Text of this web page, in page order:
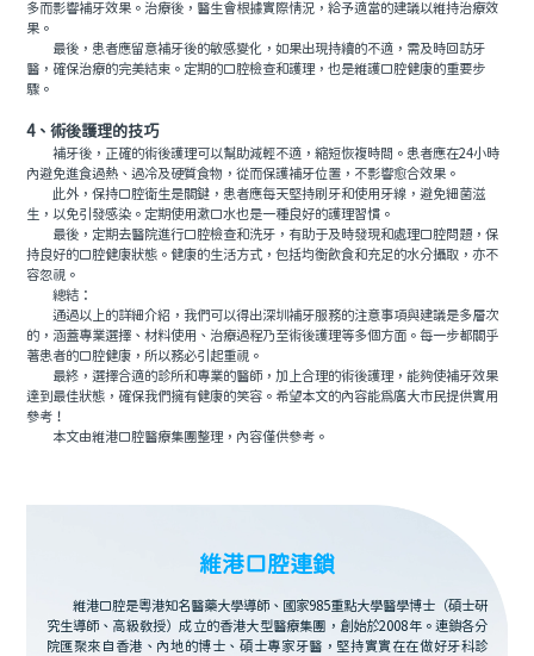
多而影響補牙效果。治療後，醫生會根據實際情況，給予適當的建議以維持治療效
果。
最後，患者應留意補牙後的敏感變化，如果出現持續的不適，需及時回訪牙
醫，確保治療的完美結束。定期的口腔檢查和護理，也是維護口腔健康的重要步
驟。
4、術後護理的技巧
補牙後，正確的術後護理可以幫助減輕不適，縮短恢複時間。患者應在24小時
內避免進食過熱、過冷及硬質食物，從而保護補牙位置，不影響愈合效果。
此外，保持口腔衛生是關鍵，患者應每天堅持刷牙和使用牙線，避免細菌滋
生，以免引發感染。定期使用漱口水也是一種良好的護理習慣。
最後，定期去醫院進行口腔檢查和洗牙，有助于及時發現和處理口腔問題，保
持良好的口腔健康狀態。健康的生活方式，包括均衡飲食和充足的水分攝取，亦不
容忽視。
總結：
通過以上的詳細介紹，我們可以得出深圳補牙服務的注意事項與建議是多層次
的，涵蓋專業選擇、材料使用、治療過程乃至術後護理等多個方面。每一步都關乎
著患者的口腔健康，所以務必引起重視。
最終，選擇合適的診所和專業的醫師，加上合理的術後護理，能夠使補牙效果
達到最佳狀態，確保我們擁有健康的笑容。希望本文的內容能爲廣大市民提供實用
參考！
本文由維港口腔醫療集團整理，內容僅供參考。
維港口腔連鎖
維港口腔是粵港知名醫藥大學導師、國家985重點大學醫學博士（碩士研
究生導師、高級教授）成立的香港大型醫療集團，創始於2008年。連鎖各分
院匯聚來自香港、內地的博士、碩士專家牙醫，堅持實實在在做好牙科診